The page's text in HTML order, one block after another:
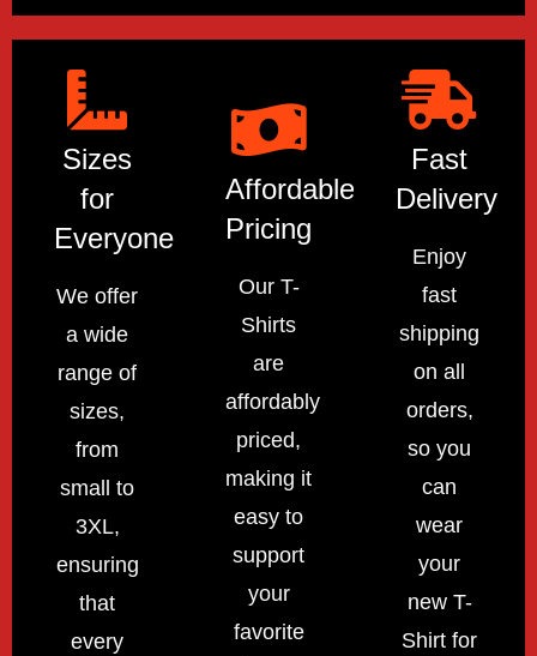
Sizes
for
Everyone
We offer
a wide
range of
sizes,
from
small to
3XL,
ensuring
that
every
Affordable
Pricing
Our T-
Shirts
are
affordably
priced,
making it
easy to
support
your
favorite
Fast
Delivery
Enjoy
fast
shipping
on all
orders,
so you
can
wear
your
new T-
Shirt for